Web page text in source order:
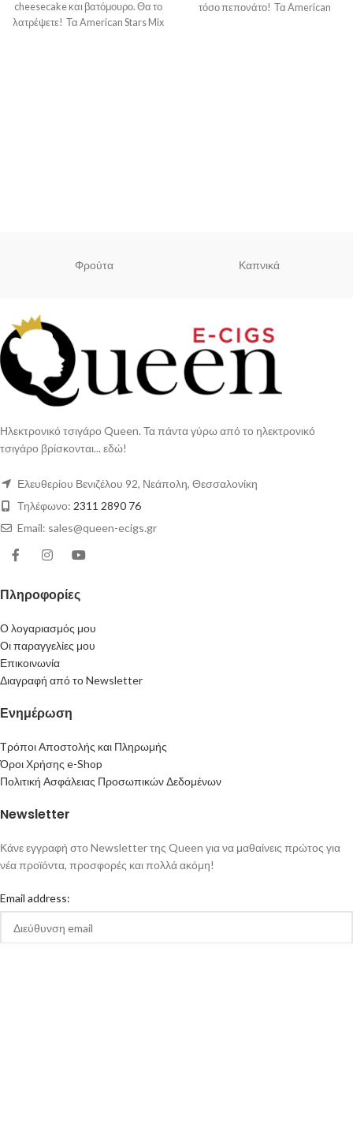
cheesecake και βατόμουρο. Θα το
λατρέψετε! Τα American Stars Mix
τόσο πεπονάτο! Τα American
Φρούτα Καπνικά
Ηλεκτρονικό τσιγάρο Queen. Τα πάντα γύρω από το ηλεκτρονικό
τσιγάρο βρίσκονται... εδώ!
Ελευθερίου Βενιζέλου 92, Νεάπολη, Θεσσαλονίκη
Τηλέφωνο: 2311 2890 76
Email: sales@queen-ecigs.gr
Πληροφορίες
Ο λογαριασμός μου
Οι παραγγελίες μου
Επικοινωνία
Διαγραφή από το Newsletter
Ενημέρωση
Τρόποι Αποστολής και Πληρωμής
Όροι Χρήσης e-Shop
Πολιτική Ασφάλειας Προσωπικών Δεδομένων
Newsletter
Κάνε εγγραφή στο Newsletter της Queen για να μαθαίνεις πρώτος για
νέα προϊόντα, προσφορές και πολλά ακόμη!
Email address: